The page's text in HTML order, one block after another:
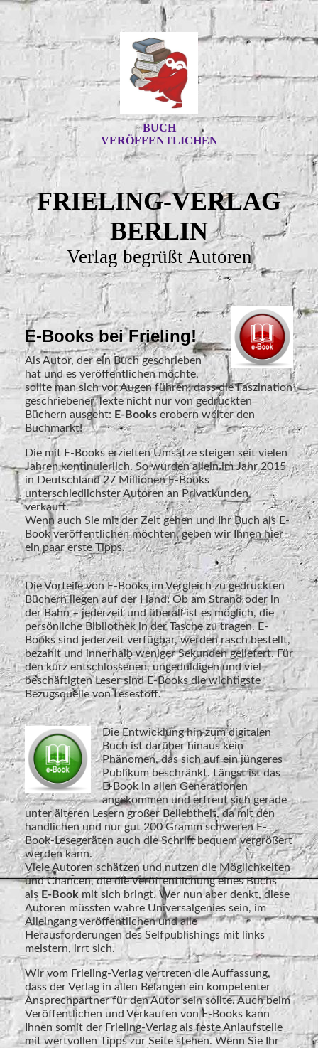
BUCH
VERÖFFENTLICHEN
FRIELING-VERLAG
BERLIN
Verlag begrüßt Autoren
E-Books bei Frieling!
Als Autor, der ein Buch geschrieben
hat und es veröffentlichen möchte,
sollte man sich vor Augen führen, dass die Faszination
geschriebener Texte nicht nur von gedruckten
Büchern ausgeht: E-Books erobern weiter den
Buchmarkt!
Die mit E-Books erzielten Umsätze steigen seit vielen
Jahren kontinuierlich. So wurden allein im Jahr 2015
in Deutschland 27 Millionen E-Books
unterschiedlichster Autoren an Privatkunden
verkauft.
Wenn auch Sie mit der Zeit gehen und Ihr Buch als E-
Book veröffentlichen möchten, geben wir Ihnen hier
ein paar erste Tipps.
Die Vorteile von E-Books im Vergleich zu gedruckten
Büchern liegen auf der Hand: Ob am Strand oder in
der Bahn – jederzeit und überall ist es möglich, die
persönliche Bibliothek in der Tasche zu tragen. E-
Books sind jederzeit verfügbar, werden rasch bestellt,
bezahlt und innerhalb weniger Sekunden geliefert. Für
den kurz entschlossenen, ungeduldigen und viel
beschäftigten Leser sind E-Books die wichtigste
Bezugsquelle von Lesestoff.
Die Entwicklung hin zum digitalen
Buch ist darüber hinaus kein
Phänomen, das sich auf ein jüngeres
Publikum beschränkt. Längst ist das
E-Book in allen Generationen
angekommen und erfreut sich gerade
unter älteren Lesern großer Beliebtheit, da mit den
handlichen und nur gut 200 Gramm schweren E-
Book-Lesegeräten auch die Schrift bequem vergrößert
werden kann.
Viele Autoren schätzen und nutzen die Möglichkeiten
und Chancen, die die Veröffentlichung eines Buchs
als E-Book mit sich bringt. Wer nun aber denkt, diese
Autoren müssten wahre Universalgenies sein, im
Alleingang veröffentlichen und alle
Herausforderungen des Selfpublishings mit links
meistern, irrt sich.
Wir vom Frieling-Verlag vertreten die Auffassung,
dass der Verlag in allen Belangen ein kompetenter
Ansprechpartner für den Autor sein sollte. Auch beim
Veröffentlichen und Verkaufen von E-Books kann
Ihnen somit der Frieling-Verlag als feste Anlaufstelle
mit wertvollen Tipps zur Seite stehen. Wenn Sie Ihr